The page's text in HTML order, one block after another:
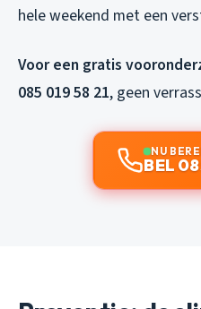
hele weekend met een
Voor een gratis
085 019 58 21, geen
NU
BEL